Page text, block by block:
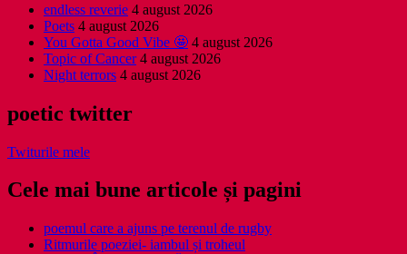
endless reverie 4 august 2026
Poets 4 august 2026
You Gotta Good Vibe 🤩 4 august 2026
Topic of Cancer 4 august 2026
Night terrors 4 august 2026
poetic twitter
Twiturile mele
Cele mai bune articole și pagini
poemul care a ajuns pe terenul de rugby
Ritmurile poeziei- iambul și troheul